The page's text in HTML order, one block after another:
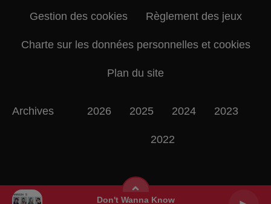
Don't Wanna Know
Gestion des cookies Règlement des jeux
Charte sur les données personnelles et cookies
Plan du site
Archives 2026 2025 2024 2023
2022